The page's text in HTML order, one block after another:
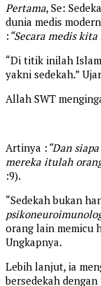
Pertama, Se:
dunia medis
: “Secara medis
“Di titik inilah
yakni sedekah.”
Allah SWT
Artinya : “Dan
mereka itulah
:9).
“Sedekah bukan
orang lain memicu
Ungkapnya.
Lebih lanjut, ia
bersedekah